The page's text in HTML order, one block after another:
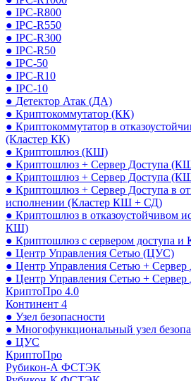
● IPC-R800
● IPC-R550
● IPC-R300
● IPC-R50
● IPC-50
● IPC-R10
● IPC-10
● Детектор Атак (ДА)
● Криптокоммутатор (КК)
● Криптокоммутатор в
(Кластер КК)
● Криптошлюз (КШ)
● Криптошлюз + Сервер Доступа
● Криптошлюз + Сервер Доступа
● Криптошлюз + Сервер Доступа в
исполнении (Кластер КШ + СД)
● Криптошлюз в отказоустойчивом
КШ)
● Криптошлюз с сервером доступа и
● Центр Управления Сетью (ЦУС)
● Центр Управления Сетью +
● Центр Управления Сетью +
КриптоПро 4.0
Континент 4
● Узел безопасности
● Многофункциональный узел
● ЦУС
КриптоПро
Рубикон-А ФСТЭК